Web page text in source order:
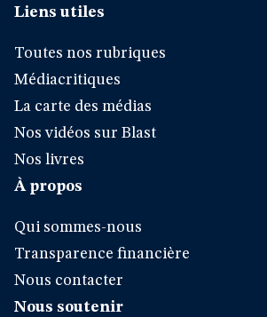
Liens utiles
Toutes nos rubriques
Médiacritiques
La carte des médias
Nos vidéos sur Blast
Nos livres
À propos
Qui sommes-nous
Transparence financière
Nous contacter
Nous soutenir